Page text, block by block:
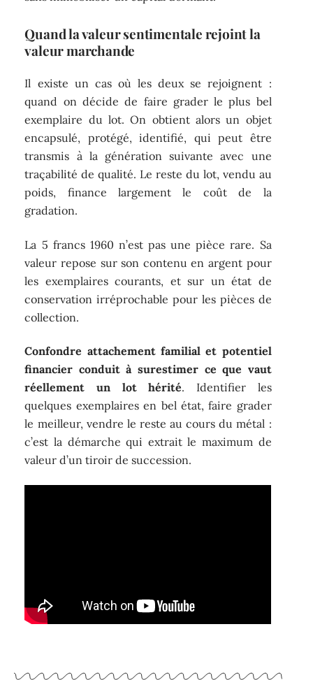
Quand la valeur sentimentale rejoint la
valeur marchande
Il existe un cas où les deux se rejoignent :
quand on décide de faire grader le plus bel
exemplaire du lot. On obtient alors un objet
encapsulé, protégé, identifié, qui peut être
transmis à la génération suivante avec une
traçabilité de qualité. Le reste du lot, vendu au
poids, finance largement le coût de la
gradation.
La 5 francs 1960 n’est pas une pièce rare. Sa
valeur repose sur son contenu en argent pour
les exemplaires courants, et sur un état de
conservation irréprochable pour les pièces de
collection.
Confondre attachement familial et potentiel
financier conduit à surestimer ce que vaut
réellement un lot hérité. Identifier les
quelques exemplaires en bel état, faire grader
le meilleur, vendre le reste au cours du métal :
c’est la démarche qui extrait le maximum de
valeur d’un tiroir de succession.